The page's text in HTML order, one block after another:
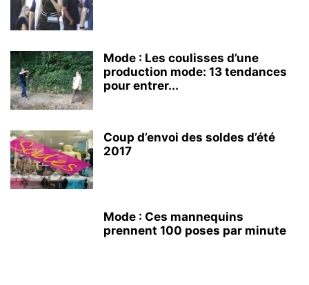
Mode : Les coulisses d’une
production mode: 13 tendances
pour entrer...
Coup d’envoi des soldes d’été
2017
Mode : Ces mannequins
prennent 100 poses par minute